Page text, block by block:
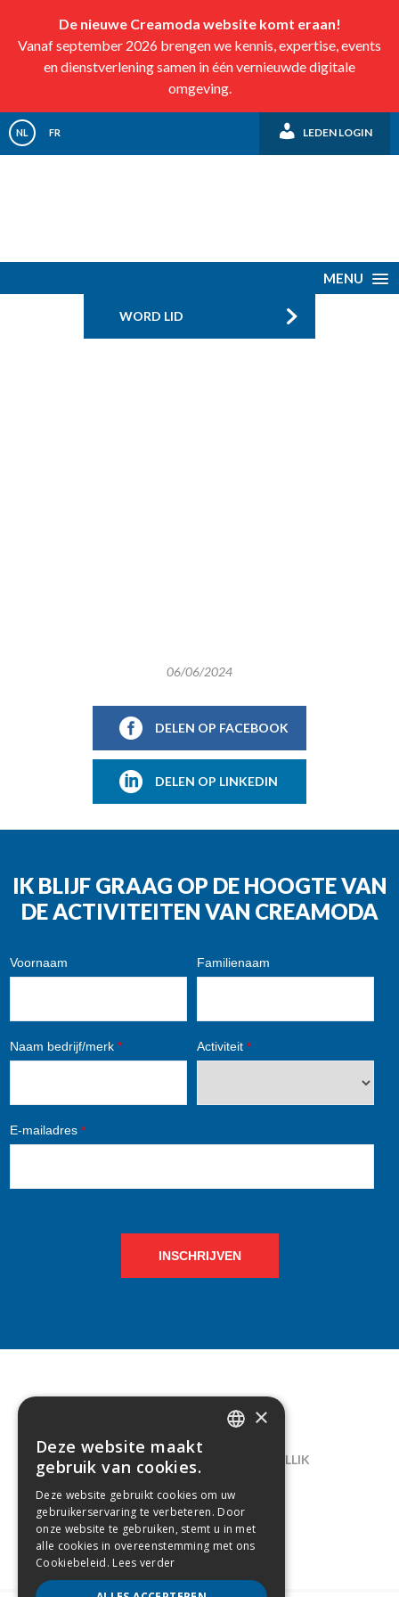
De nieuwe Creamoda website komt eraan!
Vanaf september 2026 brengen we kennis, expertise, events
en dienstverlening samen in één vernieuwde digitale
omgeving.
NL FR LEDEN LOGIN
MENU
WORD LID
06/06/2024
DELEN OP FACEBOOK
DELEN OP LINKEDIN
IK BLIJF GRAAG OP DE HOOGTE VAN
DE ACTIVITEITEN VAN CREAMODA
Voornaam Familienaam
Naam bedrijf/merk * Activiteit *
E-mailadres *
INSCHRIJVEN
CONTACT
LELIEGAARDE 22, B-1731 ZELLIK
02/238.10.11
INFO@CREAMODA.BE
BE0407.694.265
×
Deze website maakt
gebruik van cookies.
Deze website gebruikt cookies om uw
gebruikerservaring te verbeteren. Door
onze website te gebruiken, stemt u in met
alle cookies in overeenstemming met ons
Cookiebeleid. Lees verder